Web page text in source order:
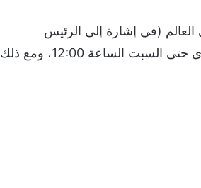
(في إشارة إلى الرئيس
الأمريكي دونالد ترامب) للمطالبة بالإفراج عن جميع الأسرى حتى السبت الساعة 12:00، ومع ذلك